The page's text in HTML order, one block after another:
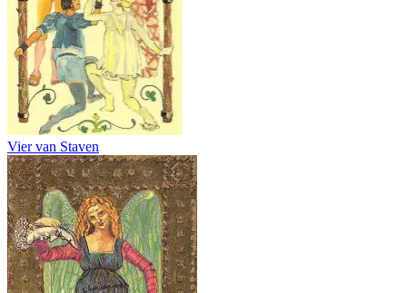
Vier van Staven